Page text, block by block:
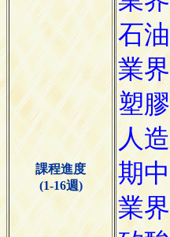
課程進度
(1-16週)